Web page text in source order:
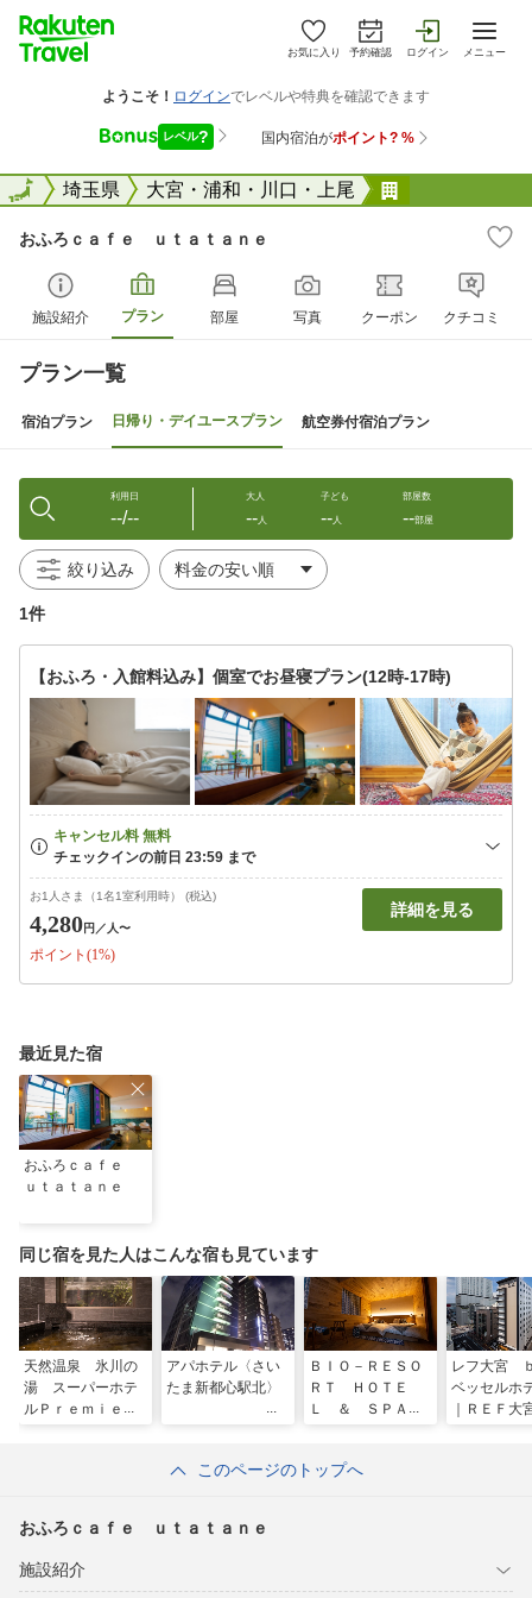
お気に入り 予約確認 ログイン メニュー
全国埼玉県 大宮・浦和・川口・上尾
全国
おふろｃａｆｅ ｕｔａｔａｎｅ
施設紹介 プラン 部屋 写真 クーポン クチコミ
プラン一覧
宿泊プラン 日帰り・デイユースプラン 航空券付宿泊プラン
利用日
--/--
大人
--人
子ども
--人
部屋数
--部屋
絞り込み
1件
【おふろ・入館料込み】個室でお昼寝プラン(12時-17時)
お1人さま（1名1室利用時） (税込)
4,280円 ／人〜
ポイント(1%)
詳細を見る
最近見た宿
おふろｃａｆｅ
ｕｔａｔａｎｅ
同じ宿を見た人はこんな宿も見ています
天然温泉 氷川の
湯 スーパーホテ
ルＰｒｅｍｉｅｒ
アパホテル〈さい
たま新都心駅北〉
ＢＩＯ－ＲＥＳＯ
ＲＴ ＨＯＴＥ
Ｌ ＆ ＳＰＡ
ークおごせ）
レフ大宮
ベッセルホ
｜ＲＥＦ大
このページのトップへ
おふろｃａｆｅ ｕｔａｔａｎｅ
施設紹介